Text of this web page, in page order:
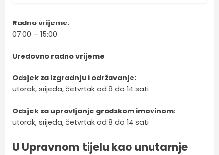
Radno vrijeme:
07:00 – 15:00
Uredovno radno vrijeme
Odsjek za izgradnju i održavanje:
utorak, srijeda, četvrtak od 8 do 14 sati
Odsjek za upravljanje gradskom imovinom:
utorak, srijeda, četvrtak od 8 do 14 sati
U Upravnom tijelu kao unutarnje